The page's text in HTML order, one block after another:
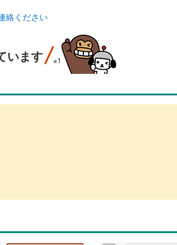
絡ください
います ※1